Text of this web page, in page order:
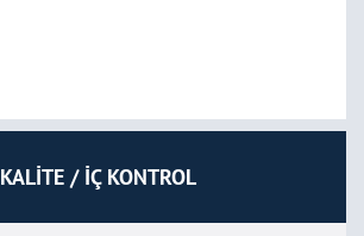
KALİTE / İÇ KONTROL